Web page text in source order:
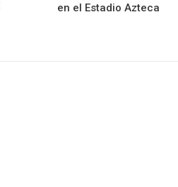
en el Estadio Azteca